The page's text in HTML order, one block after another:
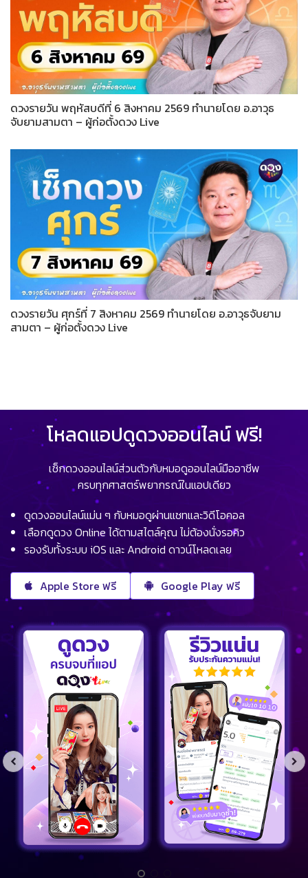
ดวงรายวัน พฤหัสบดีที่ 6 สิงหาคม 2569 ทำนายโดย อ.อาวุธ
จับยามสามตา – ผู้ก่อตั้งดวง Live
ดวงรายวัน ศุกร์ที่ 7 สิงหาคม 2569 ทำนายโดย อ.อาวุธจับยาม
สามตา – ผู้ก่อตั้งดวง Live
โหลดแอปดูดวงออนไลน์ ฟรี!
เช็กดวงออนไลน์ส่วนตัวกับหมอดูออนไลน์มืออาชีพ
ครบทุกศาสตร์พยากรณ์ในแอปเดียว
ดูดวงออนไลน์แม่น ๆ กับหมอดูผ่านแชทและวิดีโอคอล
เลือกดูดวง Online ได้ตามสไตล์คุณ ไม่ต้องนั่งรอคิว
รองรับทั้งระบบ iOS และ Android ดาวน์โหลดเลย
Apple Store ฟรี Google Play ฟรี